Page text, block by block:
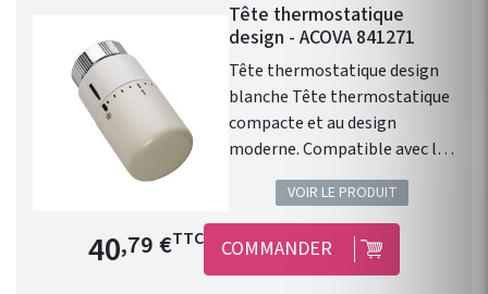
Tête thermostatique
design - ACOVA 841271
Tête thermostatique design
blanche Tête thermostatique
compacte et au design
moderne. Compatible avec les
radiateurs eau chaude ACOVA.
Type de raccord : M30 x1,5.
Finition : Blanc. 46 Couleurs en
option. Cette tête
thermostatique design
VOIR LE PRODUIT
Prix de base
40,79 €TTC COMMANDER